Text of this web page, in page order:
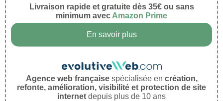
Livraison rapide et gratuite dès 35€ ou sans
minimum avec Amazon Prime
En savoir plus
Agence web françaisespécialisée en création,
refonte, amélioration, visibilité et protection de site
internet depuis plus de 10 ans